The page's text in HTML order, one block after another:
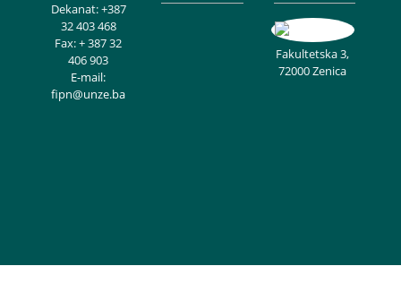
Dekanat: +387
32 403 468
Fax: + 387 32
406 903
E-mail:
fipn@unze.ba
Fakultetska 3,
72000 Zenica